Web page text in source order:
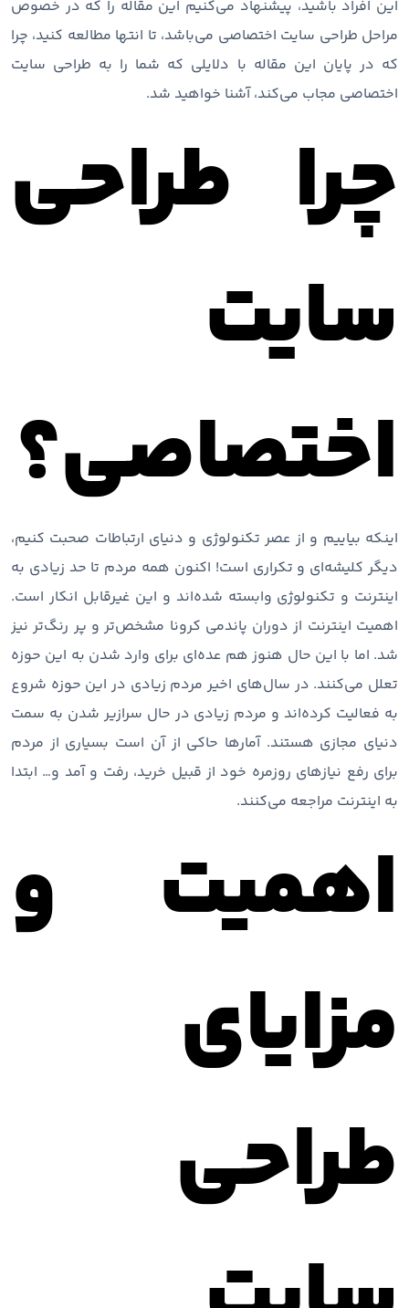
این افراد باشید، پیشنهاد می‌کنیم این مقاله را که در خصوص
مراحل طراحی سایت اختصاصی می‌باشد، تا انتها مطالعه کنید، چرا
که در پایان این مقاله با دلایلی که شما را به طراحی سایت
اختصاصی مجاب می‌کند، آشنا خواهید شد.
چرا طراحی
سایت
اختصاصی؟
اینکه بیاییم و از عصر تکنولوژی و دنیای ارتباطات صحبت کنیم،
دیگر کلیشه‌ای و تکراری است! اکنون همه مردم تا حد زیادی به
اینترنت و تکنولوژی وابسته شده‌اند و این غیرقابل انکار است.
اهمیت اینترنت از دوران پاندمی کرونا مشخص‌تر و پر رنگ‌تر نیز
شد. اما با این حال هنوز هم عده‌ای برای وارد شدن به این حوزه
تعلل می‌کنند. در سال‌های اخیر مردم زیادی در این حوزه شروع
به فعالیت کرده‌اند و مردم زیادی در حال سرازیر شدن به سمت
دنیای مجازی هستند. آمارها حاکی از آن است بسیاری از مردم
برای رفع نیازهای روزمره خود از قبیل خرید، رفت و آمد و… ابتدا
به اینترنت مراجعه می‌کنند.
اهمیت و
مزایای
طراحی